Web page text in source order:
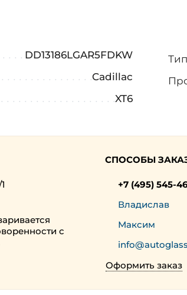
DD13186LGAR5FDKW
Cadillac
XT6
с
СПОСОБЫ
+7 (495) 545-
Владислав
Максим
Оформить заказ